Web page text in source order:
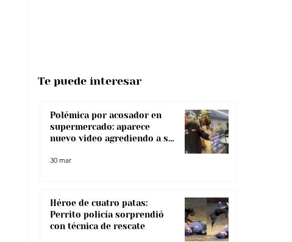
Polémica por acosador en
supermercado: aparece
nuevo video agrediendo a su
30 mar
Héroe de cuatro patas:
Perrito policía sorprendió
con técnica de rescate
Te puede interesar